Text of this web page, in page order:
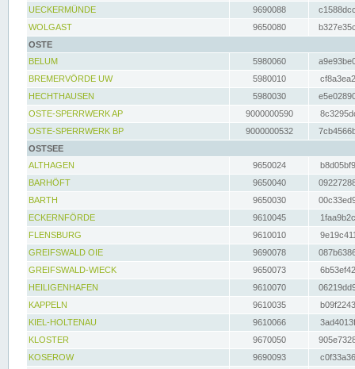
UECKERMÜNDE
9690088
WOLGAST
9650080
OSTE
BELUM
5980060
BREMERVÖRDE UW
5980010
HECHTHAUSEN
5980030
OSTE-SPERRWERK AP
9000000590
OSTE-SPERRWERK BP
9000000532
OSTSEE
ALTHAGEN
9650024
BARHÖFT
9650040
BARTH
9650030
ECKERNFÖRDE
9610045
FLENSBURG
9610010
GREIFSWALD OIE
9690078
GREIFSWALD-WIECK
9650073
HEILIGENHAFEN
9610070
KAPPELN
9610035
KIEL-HOLTENAU
9610066
KLOSTER
9670050
KOSEROW
9690093